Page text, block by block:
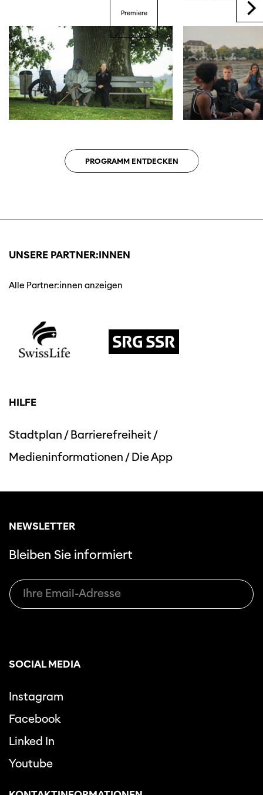
PROGRAMM ENTDECKEN
Premiere
UNSERE PARTNER:INNEN
Alle Partner:innen anzeigen
HILFE
Stadtplan /Barrierefreiheit/
Medieninformationen /Die App
NEWSLETTER
Bleiben Sie informiert
SOCIAL MEDIA
Instagram
Facebook
Linked In
Youtube